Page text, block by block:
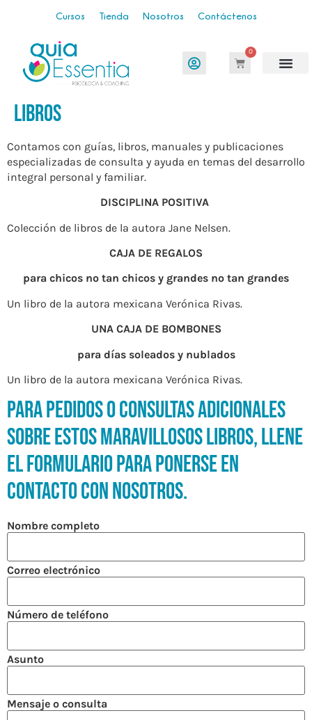
Cursos Tienda Nosotros Contáctenos
0
Libros
Contamos con guías, libros, manuales y publicaciones
especializadas de consulta y ayuda en temas del desarrollo
integral personal y familiar.
DISCIPLINA POSITIVA
Colección de libros de la autora Jane Nelsen.
CAJA DE REGALOS
para chicos no tan chicos y grandes no tan grandes
Un libro de la autora mexicana Verónica Rivas.
UNA CAJA DE BOMBONES
para días soleados y nublados
Un libro de la autora mexicana Verónica Rivas.
Para pedidos o consultas adicionales
sobre estos maravillosos libros, llene
el formulario para ponerse en
contacto con nosotros.
Nombre completo
Correo electrónico
Número de teléfono
Asunto
Mensaje o consulta